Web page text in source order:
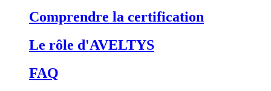
Comprendre la certification
Le rôle d'AVELTYS
FAQ